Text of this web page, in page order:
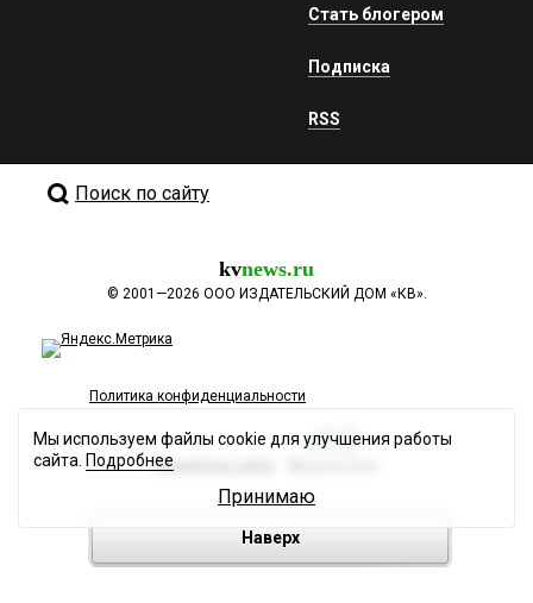
Стать блогером
Подписка
RSS
Поиск по сайту
kvnews.ru
© 2001—2026 ООО ИЗДАТЕЛЬСКИЙ ДОМ «КВ».
Политика конфиденциальности
Разработка сайта
Наверх
Мы используем файлы cookie для улучшения работы
сайта. Подробнее
Принимаю